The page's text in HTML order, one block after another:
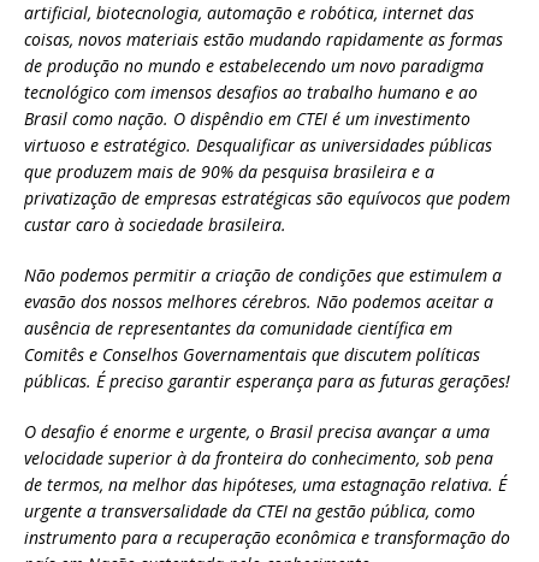
artificial, biotecnologia, automação e robótica, internet das
coisas, novos materiais estão mudando rapidamente as formas
de produção no mundo e estabelecendo um novo paradigma
tecnológico com imensos desafios ao trabalho humano e ao
Brasil como nação. O dispêndio em CTEI é um investimento
virtuoso e estratégico. Desqualificar as universidades públicas
que produzem mais de 90% da pesquisa brasileira e a
privatização de empresas estratégicas são equívocos que podem
custar caro à sociedade brasileira.
Não podemos permitir a criação de condições que estimulem a
evasão dos nossos melhores cérebros. Não podemos aceitar a
ausência de representantes da comunidade científica em
Comitês e Conselhos Governamentais que discutem políticas
públicas. É preciso garantir esperança para as futuras gerações!
O desafio é enorme e urgente, o Brasil precisa avançar a uma
velocidade superior à da fronteira do conhecimento, sob pena
de termos, na melhor das hipóteses, uma estagnação relativa. É
urgente a transversalidade da CTEI na gestão pública, como
instrumento para a recuperação econômica e transformação do